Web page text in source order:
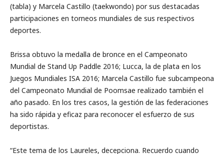
(tabla) y Marcela Castillo (taekwondo) por sus destacadas
participaciones en torneos mundiales de sus respectivos
deportes.
Brissa obtuvo la medalla de bronce en el Campeonato
Mundial de Stand Up Paddle 2016; Lucca, la de plata en los
Juegos Mundiales ISA 2016; Marcela Castillo fue subcampeona
del Campeonato Mundial de Poomsae realizado también el
año pasado. En los tres casos, la gestión de las federaciones
ha sido rápida y eficaz para reconocer el esfuerzo de sus
deportistas.
“Este tema de los Laureles, decepciona. Recuerdo cuando